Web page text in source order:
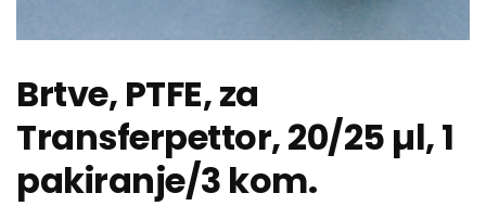
Brtve, PTFE, za
Transferpettor, 20/25 µl, 1
pakiranje/3 kom.